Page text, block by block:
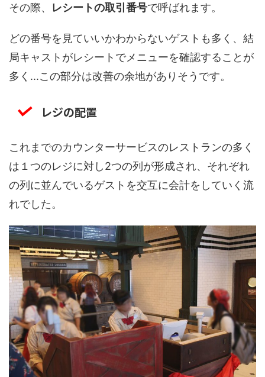
その際、 レシートの取引番号で呼ばれます。
どの番号を見ていいかわからないゲストも多く、結
局キャストがレシートでメニューを確認することが
多く...この部分は改善の余地がありそうです。
レジの配置
これまでのカウンターサービスのレストランの多く
は１つのレジに対し2つの列が形成され、それぞれ
の列に並んでいるゲストを交互に会計をしていく流
れでした。